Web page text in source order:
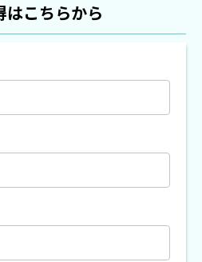
はこちらから